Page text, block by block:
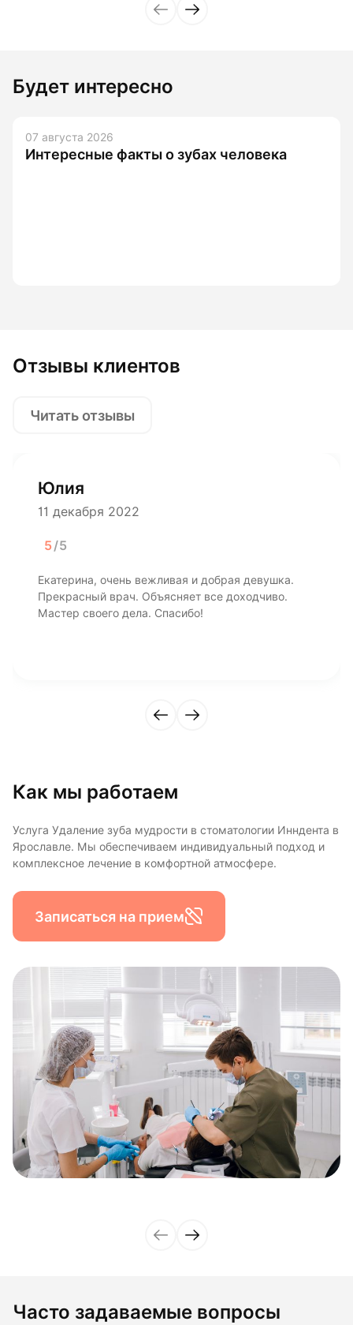
Будет интересно
07 августа 2026
Интересные факты о зубах человека
Отзывы клиентов
Читать отзывы
Юлия
11 декабря 2022
5/5
Екатерина, очень вежливая и добрая девушка.
Прекрасный врач. Объясняет все доходчиво.
Мастер своего дела. Спасибо!
Как мы работаем
Услуга Удаление зуба мудрости в стоматологии Инндента в
Ярославле. Мы обеспечиваем индивидуальный подход и
комплексное лечение в комфортной атмосфере.
Записаться на прием
Часто задаваемые вопросы